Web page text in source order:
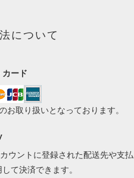
について
カード
お取り扱いとなっております。
ウントに登録された配送先や支払
て決済できます。